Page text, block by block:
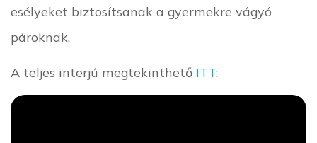
esélyeket biztosítsanak a gyermekre vágyó
pároknak.
A teljes interjú megtekinthető ITT: